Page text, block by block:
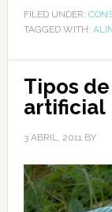
FILED UNDER:
TAGGED WITH:
Tipos
artificial
3 ABRIL, 2011BY